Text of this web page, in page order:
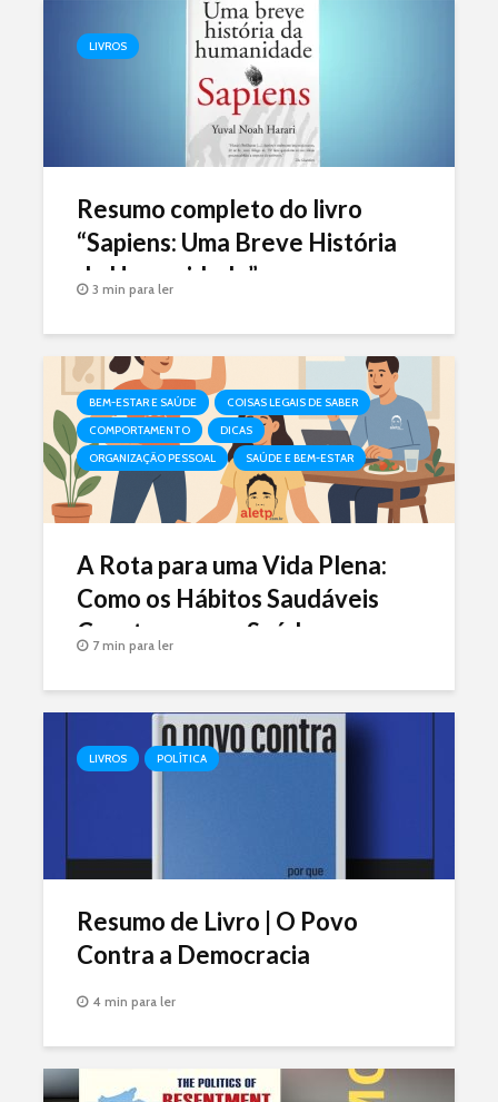
LIVROS
Resumo completo do livro
“Sapiens: Uma Breve História
da Humanidade”
3 min para ler
BEM-ESTAR E SAÚDE
COISAS LEGAIS DE SABER
COMPORTAMENTO
DICAS
ORGANIZAÇÃO PESSOAL
SAÚDE E BEM-ESTAR
A Rota para uma Vida Plena:
Como os Hábitos Saudáveis
Constroem sua Saúde
7 min para ler
LIVROS POLÍTICA
Resumo de Livro | O Povo
Contra a Democracia
4 min para ler